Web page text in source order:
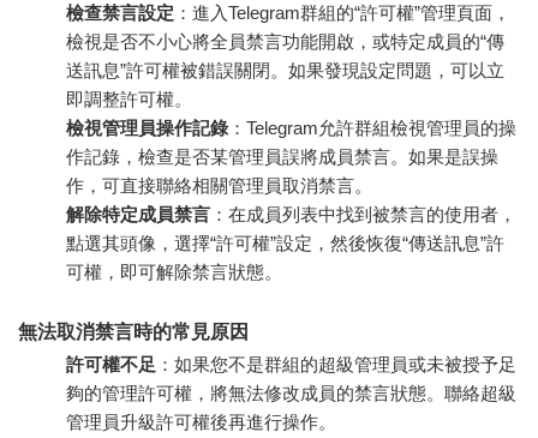
檢查禁言設定 ：進入Telegram群組的“許可權”管理頁面，
檢視是否不小心將全員禁言功能開啟，或特定成員的“傳
送訊息”許可權被錯誤關閉。如果發現設定問題，可以立
即調整許可權。
檢視管理員操作記錄：Telegram允許群組檢視管理員的操
作記錄，檢查是否某管理員誤將成員禁言。如果是誤操
作，可直接聯絡相關管理員取消禁言。
解除特定成員禁言 ：在成員列表中找到被禁言的使用者，
點選其頭像，選擇“許可權”設定，然後恢復“傳送訊息”許
可權，即可解除禁言狀態。
無法取消禁言時的常見原因
許可權不足 ：如果您不是群組的超級管理員或未被授予足
夠的管理許可權，將無法修改成員的禁言狀態。聯絡超級
管理員升級許可權後再進行操作。